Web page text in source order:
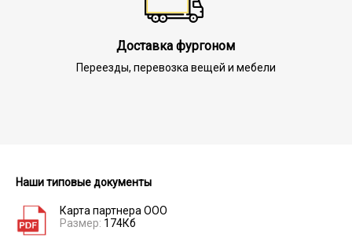
Доставка фургоном
Переезды, перевозка вещей и мебели
Наши типовые документы
Карта партнера ООО
Размер: 174Кб